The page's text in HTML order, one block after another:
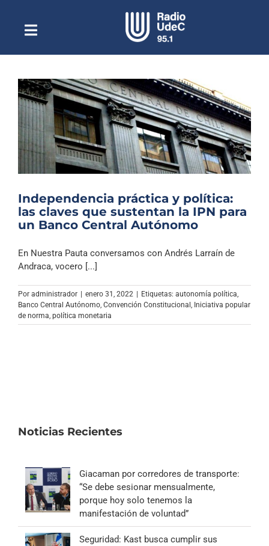
contenidoToggle
NavigationEscuchar Radio UdeC en vivo
Quiénes Somos
Programación
Podcast
Noticias
Columnas
Música Clásica
Especiales
Independencia práctica y política:
las claves que sustentan la IPN para
un Banco Central Autónomo
En Nuestra Pauta conversamos con Andrés Larraín de
Andraca, vocero [...]
Por administrador | enero 31, 2022 | Etiquetas: autonomía política
Banco Central Autónomo Convención Constitucional Iniciativa popular
de norma política monetaria
Noticias Recientes
Giacaman por corredores de transporte:
“Se debe sesionar mensualmente,
porque hoy solo tenemos la
manifestación de voluntad”
Seguridad: Kast busca cumplir sus